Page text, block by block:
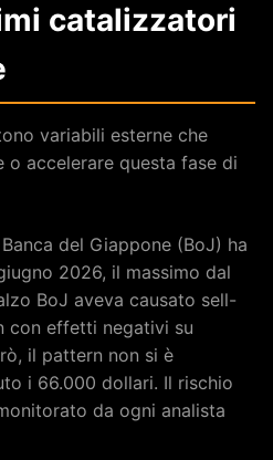
catalizzatori
variabili esterne che
accelerare questa fase di
del Giappone (BoJ) ha
2026, il massimo dal
BoJ aveva causato sell-
con effetti negativi su
il pattern non si è
i 66.000 dollari. Il rischio
da ogni analista